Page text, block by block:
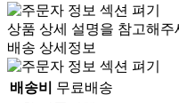
상품 상세 설명을 참고해주
배송 상세정보
배송비
무료배송